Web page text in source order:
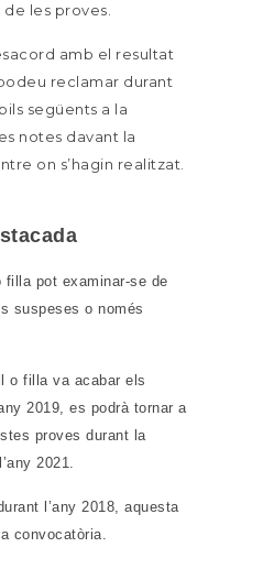
les proves.
amb el resultat
reclamar durant
següents a la
notes davant la
on s’hagin realitzat.
pot examinar-se de
suspeses o només
o filla va acabar els
2019, es podrà tornar a
proves durant la
2021.
l’any 2018, aquesta
convocatòria.